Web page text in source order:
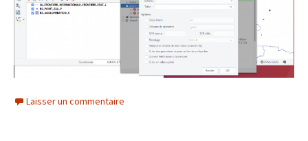
Laisser un commentaire